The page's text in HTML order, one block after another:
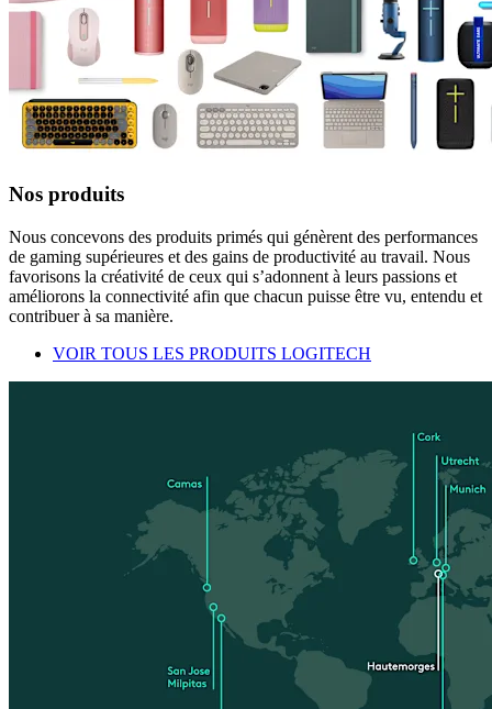
Nos produits
Nous concevons des produits primés qui génèrent des performances
de gaming supérieures et des gains de productivité au travail. Nous
favorisons la créativité de ceux qui s’adonnent à leurs passions et
améliorons la connectivité afin que chacun puisse être vu, entendu et
contribuer à sa manière.
VOIR TOUS LES PRODUITS LOGITECH